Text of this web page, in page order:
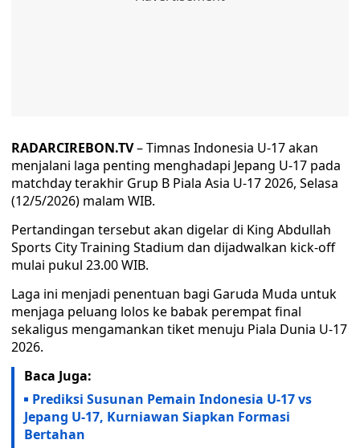
RADARCIREBON.TV– Timnas Indonesia U-17 akan
menjalani laga penting menghadapi Jepang U-17 pada
matchday terakhir Grup B Piala Asia U-17 2026, Selasa
(12/5/2026) malam WIB.
Pertandingan tersebut akan digelar di King Abdullah
Sports City Training Stadium dan dijadwalkan kick-off
mulai pukul 23.00 WIB.
Laga ini menjadi penentuan bagi Garuda Muda untuk
menjaga peluang lolos ke babak perempat final
sekaligus mengamankan tiket menuju Piala Dunia U-17
2026.
Baca Juga:
Prediksi Susunan Pemain Indonesia U-17 vs
Jepang U-17, Kurniawan Siapkan Formasi
Bertahan